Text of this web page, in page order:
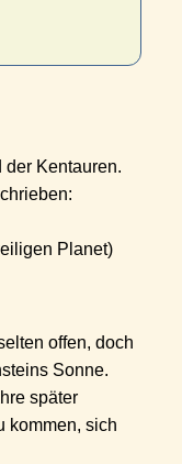
Kentauren.
Planet)
offen, doch
Sonne.
später
kommen, sich